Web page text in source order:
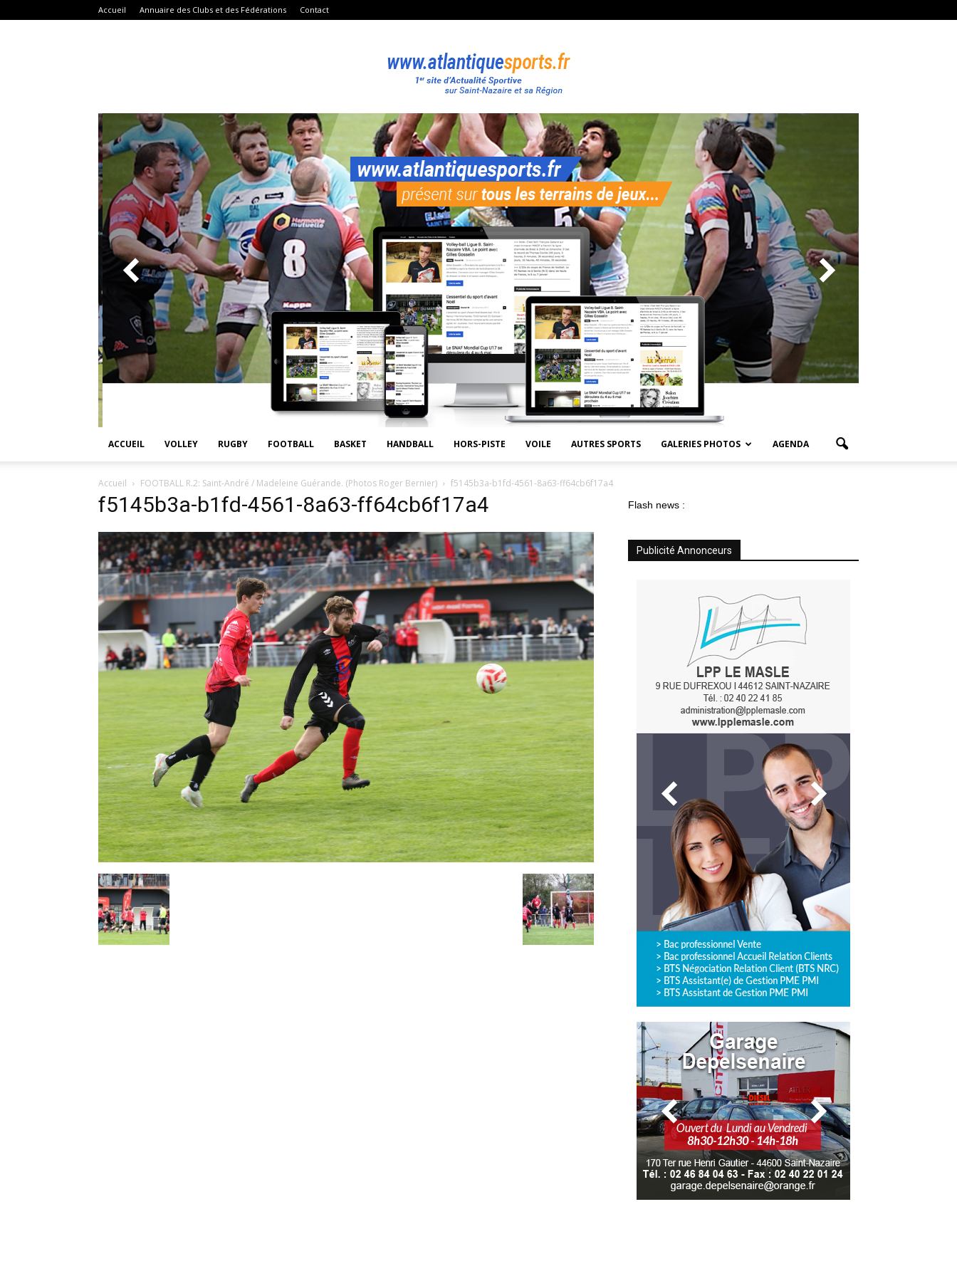
Accueil Annuaire des Clubs et des Fédérations Contact
Atlantique
Sport
ACCUEIL VOLLEY RUGBY FOOTBALL BASKET HANDBALL HORS-PISTE VOILE AUTRES SPORTS GALERIES PHOTOS AGENDA
Accueil FOOTBALL R.2: Saint-André / Madeleine Guérande. (Photos Roger Bernier) f5145b3a-b1fd-4561-8a63-ff64cb6f17a4
f5145b3a-b1fd-4561-8a63-ff64cb6f17a4 Flash news :
Publicité Annonceurs